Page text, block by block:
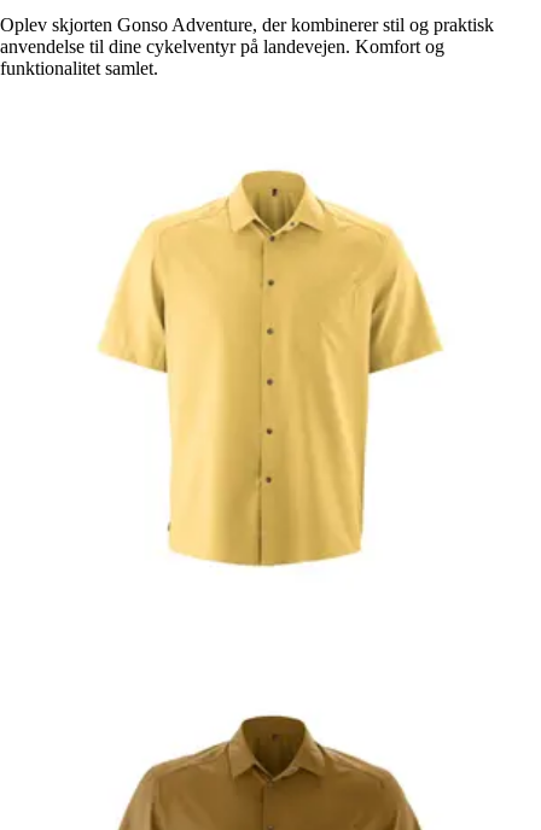
Oplev skjorten Gonso Adventure, der kombinerer stil og praktisk
anvendelse til dine cykelventyr på landevejen. Komfort og
funktionalitet samlet.